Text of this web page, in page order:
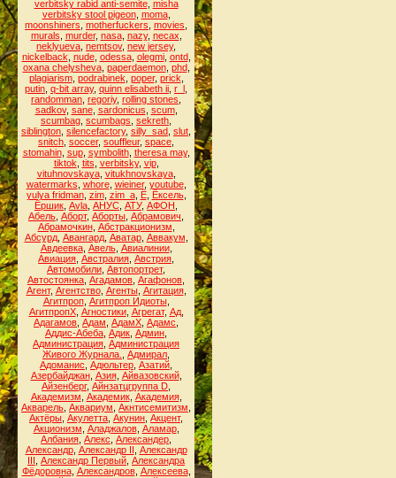
verbitsky rabid anti-semite, misha
verbitsky stool pigeon, moma,
moonshiners motherfuckers movies
murals murder, nasa, nazy, necax
neklyueva nemtsov, new jersey,
nickelback nude, odessa, olegmi, ontd,
oxana chelysheva, paperdaemon, phd,
plagiarism, podrabinek poper, prick
putin q-bit array, quinn elisabeth ii r_l
randomman regoriy, rolling stones
sadkov, sane, sardonicus scum,
scumbag scumbags sekreth
siblington silencefactory, silly_sad slut
snitch soccer, souffleur, space
stomahin, sup, symbolith, theresa may,
tiktok tits verbitsky, vip,
vituhnovskaya, vitukhnovskaya,
watermarks whore, wieiner, youtube,
yulya fridman, zim, zim_a, Ё, Ёксель,
Ёршик Аvla АНУС АТУ, АФОН
Абель Аборт, Аборты Абрамович
Абрамочкин, Абстракционизм
Абсурд, Авангард, Аватар, Аввакум
Авдеевка, Авель, Авиалинии,
Авиация Австралия Австрия
Автомобили Автопортрет,
Автостоянка Агадамов Агафонов
Агент, Агентство, Агенты, Агитация,
Агитпроп, Агитпроп Идиоты,
АгитпропХ, Агностики, Агрегат, Ад,
Адагамов Адам АдамХ Адамс
Аддис-Абеба Адик Админ
Администрация Администрация
Живого Журнала.
Адмирал
Адоманис Адюльтер Азатий
Азербайджан, Азия, Айвазовский,
Айзенберг, Айнзатцгруппа D
Академизм Академик, Академия,
Акварель Аквариум Акнтисемитизм
Актёры Акулетта Акунин Акцент,
Акционизм Аладжалов, Аламар,
Албания Алекс Александер
Александр, Александр II Александр
III Александр Первый Александра
Фёдоровна, Александров, Алексеева,